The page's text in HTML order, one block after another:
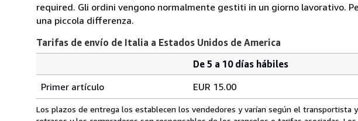
required. Gli ordini vengono normalmente gestiti in un giorno lavorativo.
una piccola differenza.
Tarifas de envío de Italia a Estados Unidos de America
de
envío
pedido
De 5 a 10 días hábiles
Primer artículo
EUR 15.00
Los plazos de entrega los establecen los vendedores y varían según el transportista